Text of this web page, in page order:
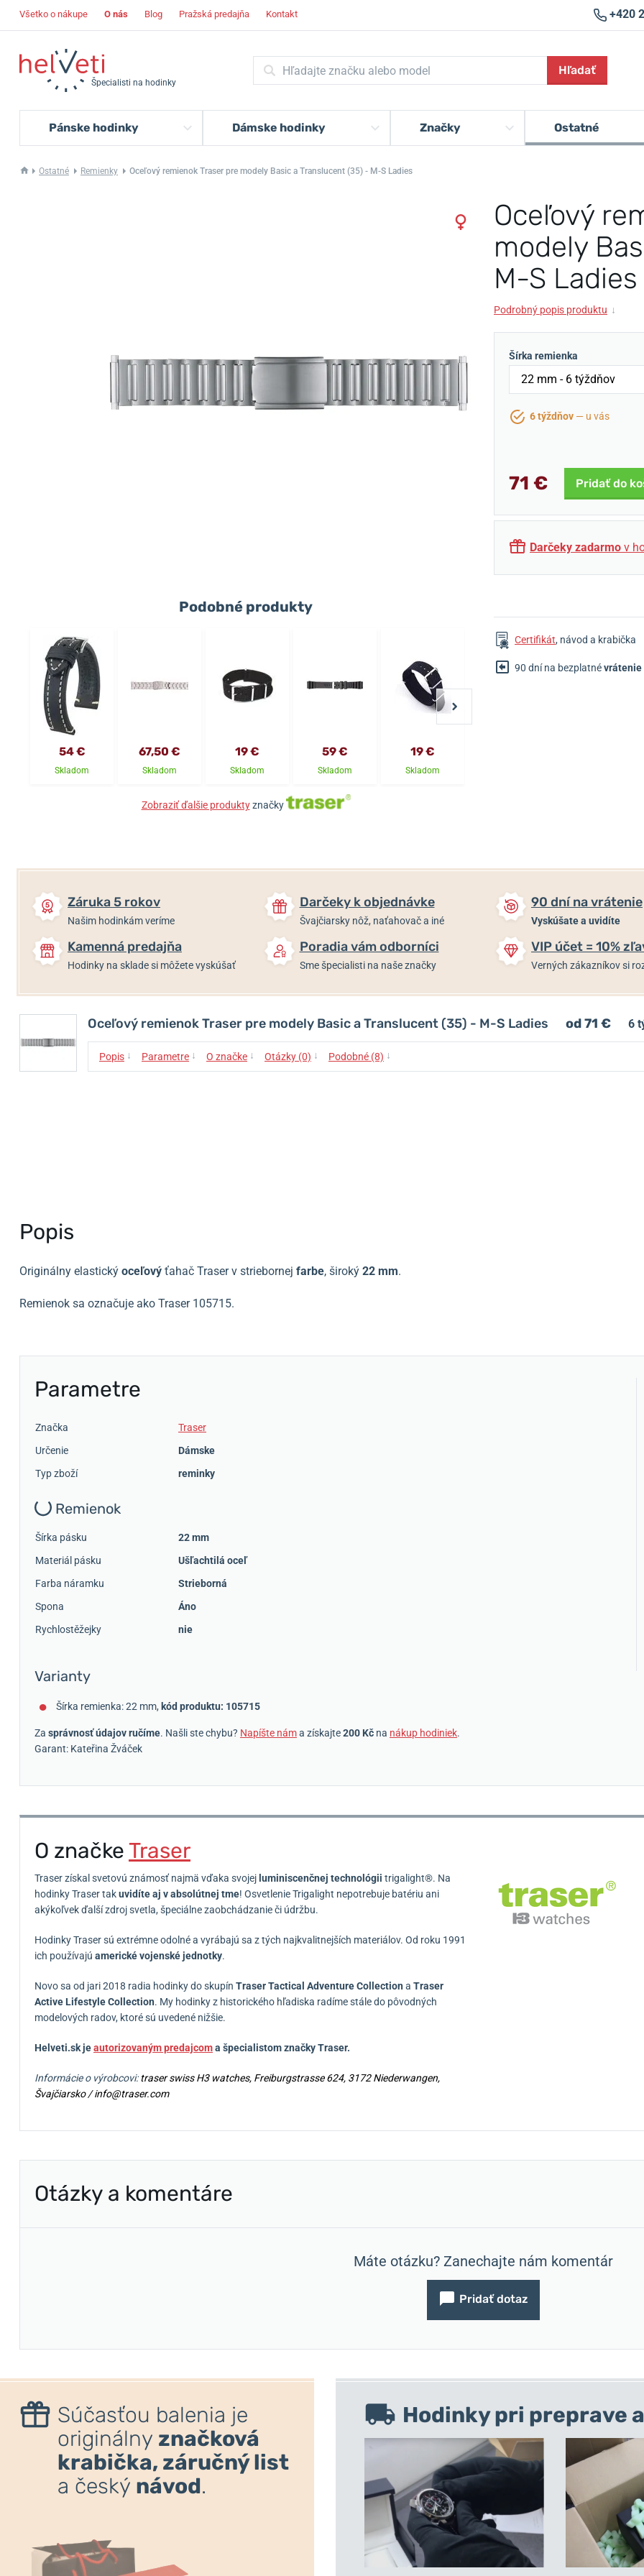
Všetko o nákupe O nás Blog Pražská predajňa Kontakt +420
Špecialisti na hodinky
Hľadať
Pánske hodinky Dámske hodinky Značky Ostatné
Ostatné Remienky Oceľový remienok Traser pre modely Basic a Translucent (35) - M-S Ladies
Oceľový
modely
M-S Ladies
Podrobný popis produktu ↓
Šírka remienka
6 týždňov — u vás
71 € Pridať do
Darčeky zadarmo v
Certifikát, návod a krabička
90 dní na bezplatnévrátenie
Podobné produkty
54 €
Skladom
67,50 €
Skladom
19 €
Skladom
59 €
Skladom
19 €
Skladom
Zobraziť ďalšie produktyznačky
Záruka 5 rokov
Našim hodinkám veríme
Darčeky k objednávke
Švajčiarsky nôž, naťahovač a iné
90 dní na vrátenie
Vyskúšate a uvidíte
Kamenná predajňa
Hodinky na sklade si môžete vyskúšať
Poradia vám odborníci
Sme špecialisti na naše značky
VIP účet = 10%
Verných zákazníkov si
Oceľový remienok Traser pre modely Basic a Translucent (35) - M-S Ladies od 71 € 6
Popis ↓ Parametre ↓ O značke ↓ Otázky (0) ↓ Podobné (8) ↓
Popis
Originálny elastický oceľový ťahač Traser v striebornej farbe, široký 22 mm.
Remienok sa označuje ako Traser 105715.
Parametre
Značka
Traser
Určenie
Dámske
Typ zboží
reminky
Remienok
Šírka pásku
22 mm
Materiál pásku
Ušľachtilá oceľ
Farba náramku
Strieborná
Spona
Áno
Rychlostěžejky
nie
Varianty
Šírka remienka: 22 mm, kód produktu: 105715
Za správnosť údajov ručíme. Našli ste chybu? Napíšte náma získajte200 Kč na nákup hodiniek.
Garant: Kateřina Žváček
O značkeTraser
Traser získal svetovú známosť najmä vďaka svojej luminiscenčnej technológii trigalight®. Na
hodinky Traser takuvidíte aj v absolútnej tme! Osvetlenie Trigalight nepotrebuje batériu ani
akýkoľvek ďalší zdroj svetla, špeciálne zaobchádzanie či údržbu.
Hodinky Traser sú extrémne odolné a vyrábajú sa z tých najkvalitnejších materiálov. Od roku 1991
ich používajú americké vojenské jednotky.
Novo sa od jari 2018 radia hodinky do skupín Traser Tactical Adventure Collection a Traser
Active Lifestyle Collection. My hodinky z historického hľadiska radíme stále do pôvodných
modelových radov, ktoré sú uvedené nižšie.
Helveti.sk jeautorizovaným predajcoma špecialistom značkyTraser.
Informácie o výrobcovi:traser swiss H3 watches, Freiburgstrasse 624, 3172 Niederwangen,
Švajčiarsko / info@traser.com
Otázky a komentáre
Máte otázku? Zanechajte nám komentár
Pridať dotaz
Súčasťou balenia je
originálny značková
krabička, záručný list
a český návod.
Hodinky pri preprave